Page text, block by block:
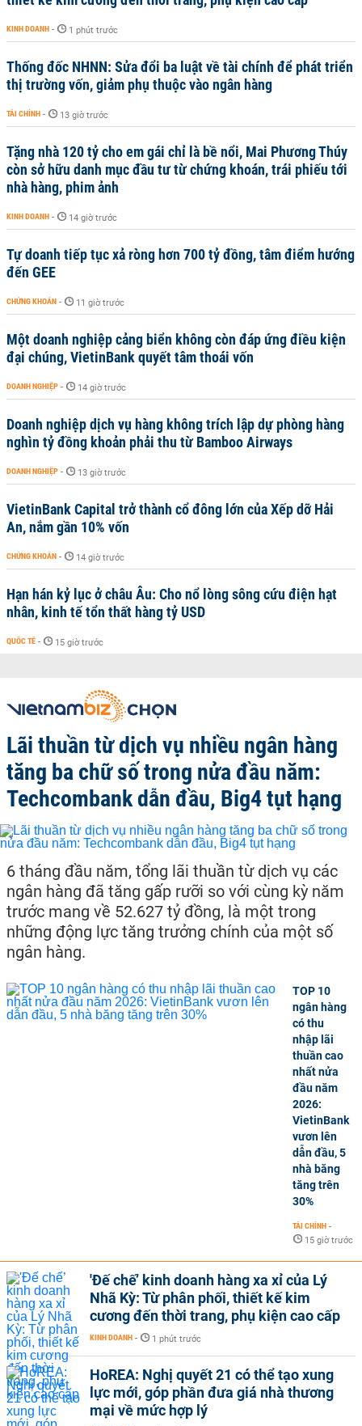
KINH DOANH - 1 phút trước
Thống đốc NHNN: Sửa đổi ba luật về tài chính để phát triển
thị trường vốn, giảm phụ thuộc vào ngân hàng
TÀI CHÍNH - 13 giờ trước
Tặng nhà 120 tỷ cho em gái chỉ là bề nổi, Mai Phương Thúy
còn sở hữu danh mục đầu tư từ chứng khoán, trái phiếu tới
nhà hàng, phim ảnh
KINH DOANH - 14 giờ trước
Tự doanh tiếp tục xả ròng hơn 700 tỷ đồng, tâm điểm hướng
đến GEE
CHỨNG KHOÁN - 11 giờ trước
Một doanh nghiệp cảng biển không còn đáp ứng điều kiện
đại chúng, VietinBank quyết tâm thoái vốn
DOANH NGHIỆP - 14 giờ trước
Doanh nghiệp dịch vụ hàng không trích lập dự phòng hàng
nghìn tỷ đồng khoản phải thu từ Bamboo Airways
DOANH NGHIỆP - 13 giờ trước
VietinBank Capital trở thành cổ đông lớn của Xếp dỡ Hải
An, nắm gần 10% vốn
CHỨNG KHOÁN - 14 giờ trước
Hạn hán kỷ lục ở châu Âu: Cho nổ lòng sông cứu điện hạt
nhân, kinh tế tổn thất hàng tỷ USD
QUỐC TẾ - 15 giờ trước
Lãi thuần từ dịch vụ nhiều ngân hàng
tăng ba chữ số trong nửa đầu năm:
Techcombank dẫn đầu, Big4 tụt hạng
6 tháng đầu năm, tổng lãi thuần từ dịch vụ các
ngân hàng đã tăng gấp rưỡi so với cùng kỳ năm
trước mang về 52.627 tỷ đồng, là một trong
những động lực tăng trưởng chính của một số
ngân hàng.
TOP 10
ngân hàng
có thu
nhập lãi
thuần cao
nhất nửa
đầu năm
2026:
VietinBank
vươn lên
dẫn đầu, 5
nhà băng
tăng trên
30%
TÀI CHÍNH -
15 giờ trước
'Đế chế’ kinh doanh hàng xa xỉ của Lý
Nhã Kỳ: Từ phân phối, thiết kế kim
cương đến thời trang, phụ kiện cao cấp
KINH DOANH - 1 phút trước
HoREA: Nghị quyết 21 có thể tạo xung
lực mới, góp phần đưa giá nhà thương
mại về mức hợp lý